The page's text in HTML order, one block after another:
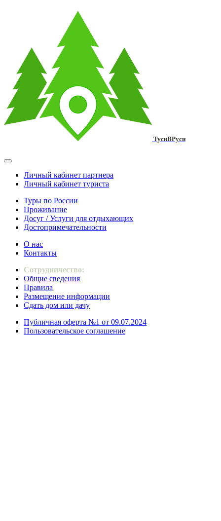
ТусиВРуси
Личный кабинет партнера
Личный кабинет туриста
Туры по России
Проживание
Досуг / Услуги для отдыхающих
Достопримечательности
О нас
Контакты
Сотрудничество:
Общие сведения
Правила
Размещение информации
Сдать дом или дачу
Публичная оферта №1 от 09.07.2024
Пользовательское соглашение